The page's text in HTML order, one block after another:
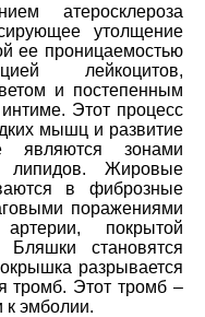
атеросклероза
утолщение
ее проницаемостью
лейкоцитов,
и постепенным
Этот процесс
мышц и развитие
являются зонами
липидов. Жировые
в фиброзные
поражениями
покрытой
Бляшки становятся
разрывается
тромб. Этот тромб –
к эмболии.